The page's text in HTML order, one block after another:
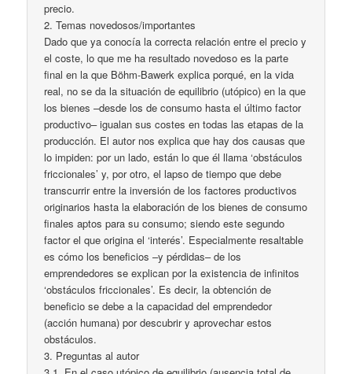
precio.
2. Temas novedosos/importantes
Dado que ya conocía la correcta relación entre el precio y
el coste, lo que me ha resultado novedoso es la parte
final en la que Böhm-Bawerk explica porqué, en la vida
real, no se da la situación de equilibrio (utópico) en la que
los bienes –desde los de consumo hasta el último factor
productivo– igualan sus costes en todas las etapas de la
producción. El autor nos explica que hay dos causas que
lo impiden: por un lado, están lo que él llama ‘obstáculos
friccionales’ y, por otro, el lapso de tiempo que debe
transcurrir entre la inversión de los factores productivos
originarios hasta la elaboración de los bienes de consumo
finales aptos para su consumo; siendo este segundo
factor el que origina el ‘interés’. Especialmente resaltable
es cómo los beneficios –y pérdidas– de los
emprendedores se explican por la existencia de infinitos
‘obstáculos friccionales’. Es decir, la obtención de
beneficio se debe a la capacidad del emprendedor
(acción humana) por descubrir y aprovechar estos
obstáculos.
3. Preguntas al autor